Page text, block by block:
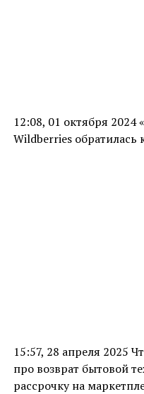
12:08, 01 октября 2024
Wildberries обратилась
15:57, 28 апреля 2025
про возврат бытовой
рассрочку на